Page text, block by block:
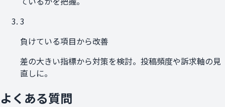
3
負けている項目から改善
差の大きい指標から対策を検討。投稿頻度や訴求軸の見
直しに。
よくある質問